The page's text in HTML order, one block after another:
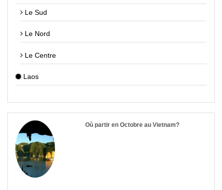
Le Sud
Le Nord
Le Centre
Laos
Où partir en Octobre au Vietnam?